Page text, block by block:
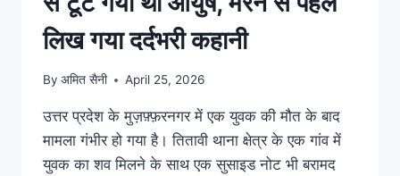
लिख गया दर्दभरी कहानी
By अमित सैनी April 25, 2026
उत्तर प्रदेश के मुज़फ़्फ़रनगर में एक युवक की मौत के बाद
मामला गंभीर हो गया है। तितावी थाना क्षेत्र के एक गांव में
युवक का शव मिलने के साथ एक सुसाइड नोट भी बरामद